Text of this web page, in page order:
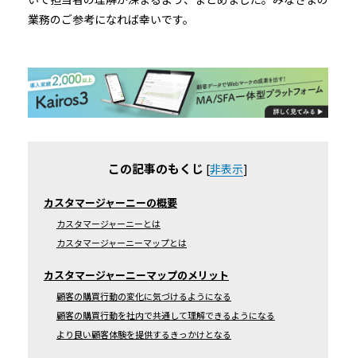
業務のご参考になれば幸いです。
この記事のもくじ [非表示]
カスタマージャーニーの概要
カスタマージャーニーとは
カスタマージャーニーマップとは
カスタマージャーニーマップのメリット
顧客の購買行動の変化に気づけるようになる
顧客の購買行動を社内で共通して理解できるようになる
より良い顧客体験を提供するきっかけとなる